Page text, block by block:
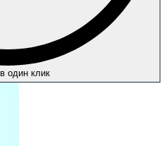
один клик